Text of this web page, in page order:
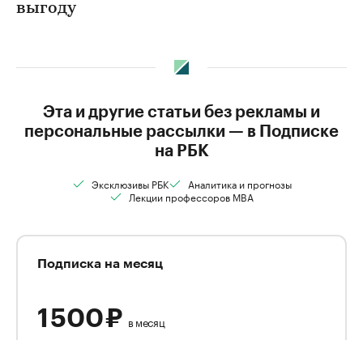
выгоду
Эта и другие статьи без рекламы и
персональные рассылки — в Подписке
на РБК
Эксклюзивы РБК
Аналитика и прогнозы
Лекции профессоров MBA
Подписка на месяц
1 500 ₽ в месяц